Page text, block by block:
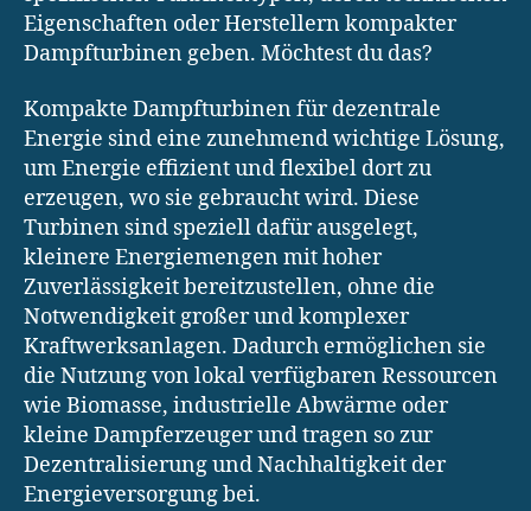
Eigenschaften oder Herstellern kompakter
Dampfturbinen geben. Möchtest du das?
Kompakte Dampfturbinen für dezentrale
Energie sind eine zunehmend wichtige Lösung,
um Energie effizient und flexibel dort zu
erzeugen, wo sie gebraucht wird. Diese
Turbinen sind speziell dafür ausgelegt,
kleinere Energiemengen mit hoher
Zuverlässigkeit bereitzustellen, ohne die
Notwendigkeit großer und komplexer
Kraftwerksanlagen. Dadurch ermöglichen sie
die Nutzung von lokal verfügbaren Ressourcen
wie Biomasse, industrielle Abwärme oder
kleine Dampferzeuger und tragen so zur
Dezentralisierung und Nachhaltigkeit der
Energieversorgung bei.